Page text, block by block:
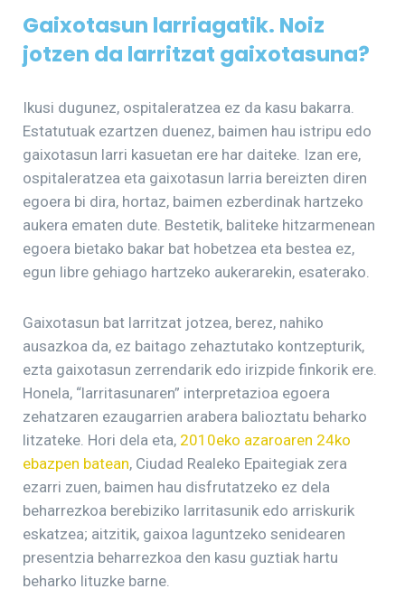
Gaixotasun larriagatik. Noiz
jotzen da larritzat gaixotasuna?
Ikusi dugunez, ospitaleratzea ez da kasu bakarra.
Estatutuak ezartzen duenez, baimen hau istripu edo
gaixotasun larri kasuetan ere har daiteke. Izan ere,
ospitaleratzea eta gaixotasun larria bereizten diren
egoera bi dira, hortaz, baimen ezberdinak hartzeko
aukera ematen dute. Bestetik, baliteke hitzarmenean
egoera bietako bakar bat hobetzea eta bestea ez,
egun libre gehiago hartzeko aukerarekin, esaterako.
Gaixotasun bat larritzat jotzea, berez, nahiko
ausazkoa da, ez baitago zehaztutako kontzepturik,
ezta gaixotasun zerrendarik edo irizpide finkorik ere.
Honela, “larritasunaren” interpretazioa egoera
zehatzaren ezaugarrien arabera balioztatu beharko
litzateke. Hori dela eta, 2010eko azaroaren 24ko
ebazpen batean, Ciudad Realeko Epaitegiak zera
ezarri zuen, baimen hau disfrutatzeko ez dela
beharrezkoa berebiziko larritasunik edo arriskurik
eskatzea; aitzitik, gaixoa laguntzeko senidearen
presentzia beharrezkoa den kasu guztiak hartu
beharko lituzke barne.